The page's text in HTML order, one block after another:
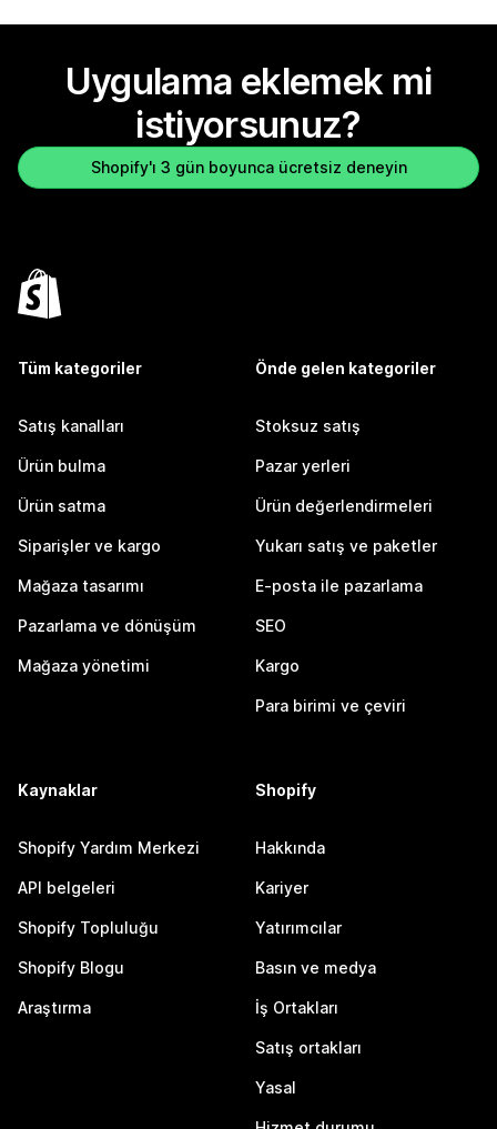
Uygulama eklemek mi
istiyorsunuz?
Shopify'ı 3 gün boyunca ücretsiz deneyin
Tüm kategoriler
Satış kanalları
Ürün bulma
Ürün satma
Siparişler ve kargo
Mağaza tasarımı
Pazarlama ve dönüşüm
Mağaza yönetimi
Önde gelen kategoriler
Stoksuz satış
Pazar yerleri
Ürün değerlendirmeleri
Yukarı satış ve paketler
E-posta ile pazarlama
SEO
Kargo
Para birimi ve çeviri
Kaynaklar
Shopify Yardım Merkezi
API belgeleri
Shopify Topluluğu
Shopify Blogu
Araştırma
Shopify
Hakkında
Kariyer
Yatırımcılar
Basın ve medya
İş Ortakları
Satış ortakları
Yasal